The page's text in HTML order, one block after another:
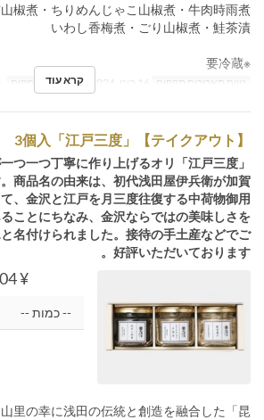
椒煮・ちりめんじゃこ山椒煮・牛肉時雨煮
いわし香梅煮・ごり山椒煮・鮭茶漬
※要冷蔵
טווח תאריכים תקפים קטגוריית מקום
קרא עוד
【テイクアウト】「江戸三度」3個入
理人が一つ一つ丁寧に作り上げるオリ
商品名の由来は、初代浅田屋伊兵衛が加賀
、金沢と江戸を月三度往復する中荷物御用
ことにちなみ、金沢ならではの美味しさを
名付けられました。接待の手土産などでご
好評いただいております。
¥ 4,104
里の幸に浅田の伝統と創造を融合した「昆